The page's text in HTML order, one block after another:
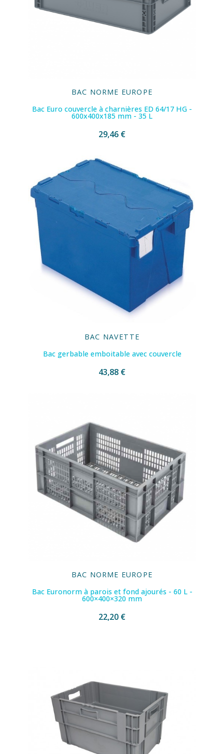
BAC NORME EUROPE
Bac Euro couvercle à charnières ED 64/17 HG -
600x400x185 mm - 35 L
29,46 €
BAC NAVETTE
Bac gerbable emboitable avec couvercle
43,88 €
BAC NORME EUROPE
Bac Euronorm à parois et fond ajourés - 60 L -
600×400×320 mm
22,20 €